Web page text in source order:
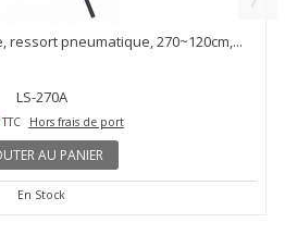
ressort pneumatique, 270~120cm,...
LS-270A
TTC Hors frais de port
AU PANIER
En Stock